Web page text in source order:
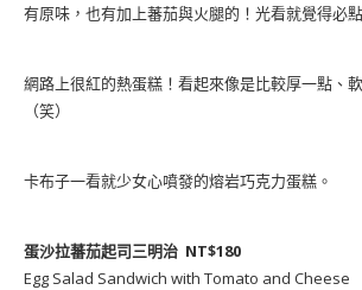
有原味，也有加上蕃茄與火腿的！光看就覺得必點
網路上很紅的熱蛋糕！看起來像是比較厚一點、
（笑）
卡布子一看就少女心噴發的熔岩巧克力蛋糕。
蛋沙拉蕃茄起司三明治 NT$180
Egg Salad Sandwich with Tomato and Cheese